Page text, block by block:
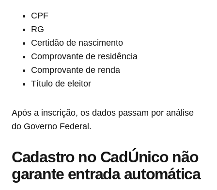
CPF
RG
Certidão de nascimento
Comprovante de residência
Comprovante de renda
Título de eleitor
Após a inscrição, os dados passam por análise
do Governo Federal.
Cadastro no CadÚnico não
garante entrada automática